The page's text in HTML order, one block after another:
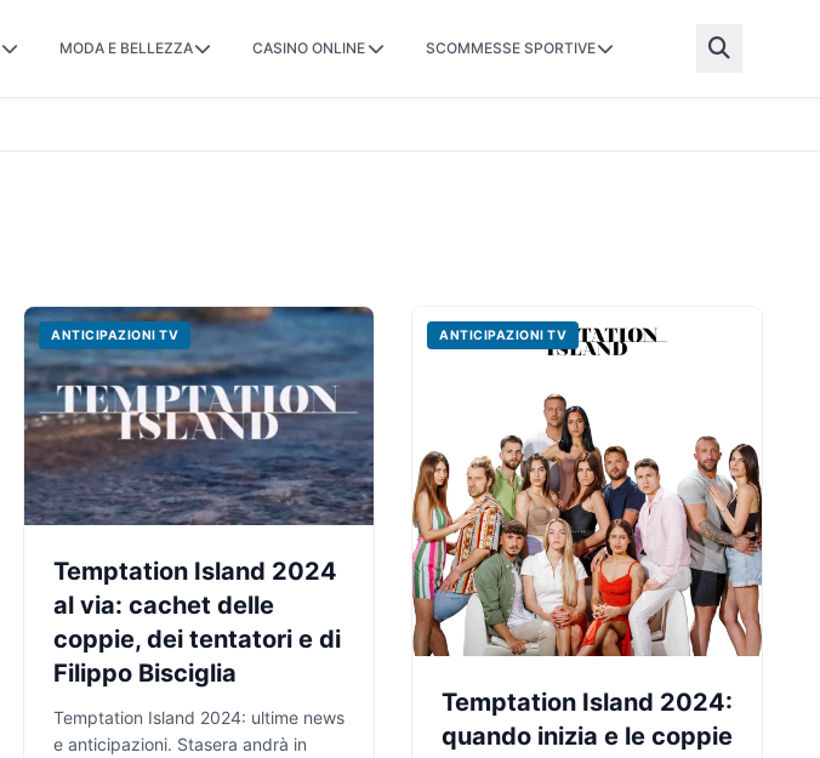
MODA E BELLEZZA CASINO ONLINE SCOMMESSE SPORTIVE
ANTICIPAZIONI TV
Temptation Island 2024
al via: cachet delle
coppie, dei tentatori e di
Filippo Bisciglia
Temptation Island 2024: ultime news
e anticipazioni. Stasera andrà in
ANTICIPAZIONI TV
Temptation Island 2024:
quando inizia e le coppie